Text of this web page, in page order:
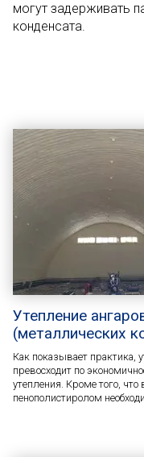
могут задерживать
конденсата.
Утепление
(металлических
Как показывает практика,
превосходит по
утепления. Кроме того,
пенополистиролом